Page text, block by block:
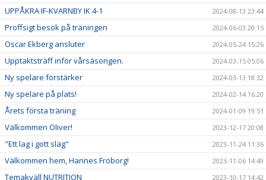
UPPÅKRA IF-KVARNBY IK 4-1 2024-08-13 23:44
Proffsigt besök på träningen 2024-06-03 20:15
Oscar Ekberg ansluter 2024-05-24 15:26
Upptaktsträff inför vårsäsongen. 2024-03-15 05:06
Ny spelare förstärker 2024-03-13 18:32
Ny spelare på plats! 2024-02-14 16:20
Årets första träning 2024-01-09 19:51
Välkommen Oliver! 2023-12-17 20:08
"Ett lag i gott slag" 2023-11-24 11:36
Välkommen hem, Hannes Fröborg! 2023-11-06 14:49
Temakväll NUTRITION 2023-10-17 14:42